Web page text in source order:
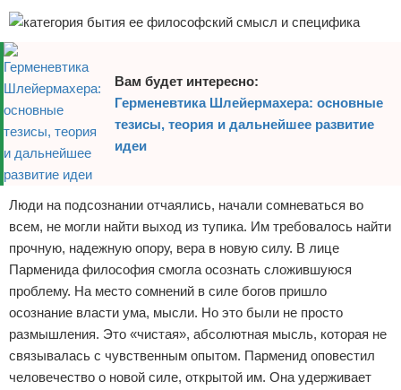
Вам будет интересно:
Герменевтика Шлейермахера: основные
тезисы, теория и дальнейшее развитие
идеи
Люди на подсознании отчаялись, начали сомневаться во
всем, не могли найти выход из тупика. Им требовалось найти
прочную, надежную опору, вера в новую силу. В лице
Парменида философия смогла осознать сложившуюся
проблему. На место сомнений в силе богов пришло
осознание власти ума, мысли. Но это были не просто
размышления. Это «чистая», абсолютная мысль, которая не
связывалась с чувственным опытом. Парменид оповестил
человечество о новой силе, открытой им. Она удерживает